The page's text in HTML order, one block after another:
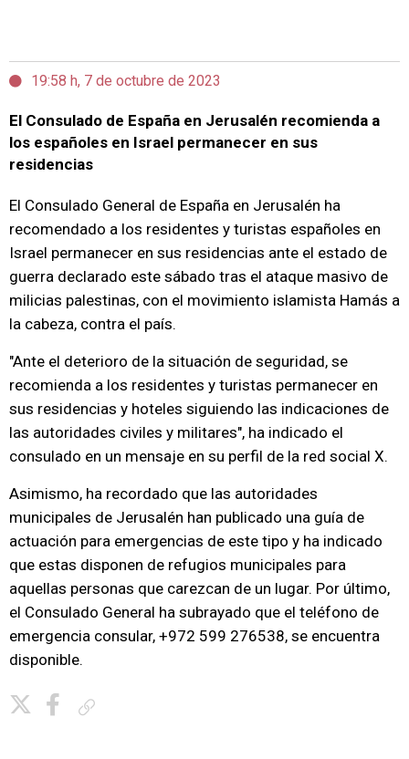
19:58 h, 7 de octubre de 2023
El Consulado de España en Jerusalén recomienda a
los españoles en Israel permanecer en sus
residencias
El Consulado General de España en Jerusalén ha
recomendado a los residentes y turistas españoles en
Israel permanecer en sus residencias ante el estado de
guerra declarado este sábado tras el ataque masivo de
milicias palestinas, con el movimiento islamista Hamás a
la cabeza, contra el país.
"Ante el deterioro de la situación de seguridad, se
recomienda a los residentes y turistas permanecer en
sus residencias y hoteles siguiendo las indicaciones de
las autoridades civiles y militares", ha indicado el
consulado en un mensaje en su perfil de la red social X.
Asimismo, ha recordado que las autoridades
municipales de Jerusalén han publicado una guía de
actuación para emergencias de este tipo y ha indicado
que estas disponen de refugios municipales para
aquellas personas que carezcan de un lugar. Por último,
el Consulado General ha subrayado que el teléfono de
emergencia consular, +972 599 276538, se encuentra
disponible.